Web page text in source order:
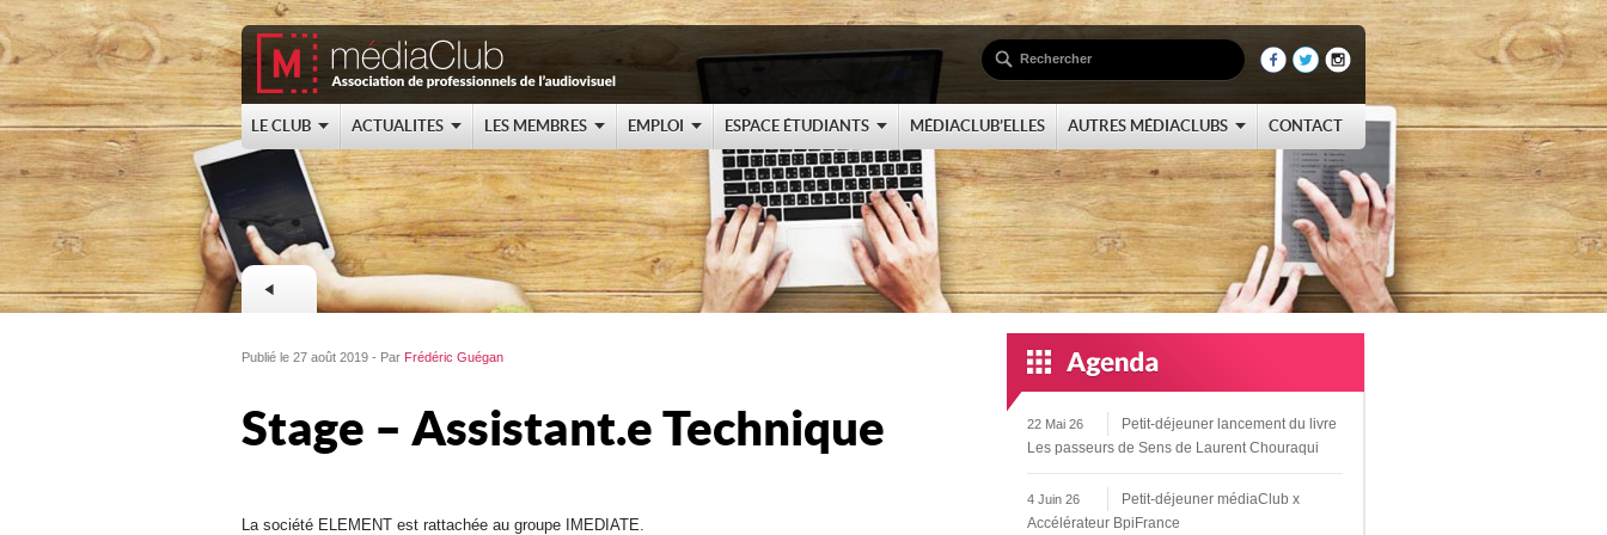
LE CLUB ACTUALITES LES MEMBRES EMPLOI ESPACE ÉTUDIANTS MÉDIACLUB’ELLES AUTRES MÉDIACLUBS CONTACT
Publié le 27 août 2019 - Par Frédéric Guégan
Stage – Assistant.e Technique
La société ELEMENT est rattachée au groupe IMEDIATE.
22 Mai 26
Petit-déjeuner lancement du livre
Les passeurs de Sens de Laurent Chouraqui
4 Juin 26
Petit-déjeuner médiaClub x
Accélérateur BpiFrance